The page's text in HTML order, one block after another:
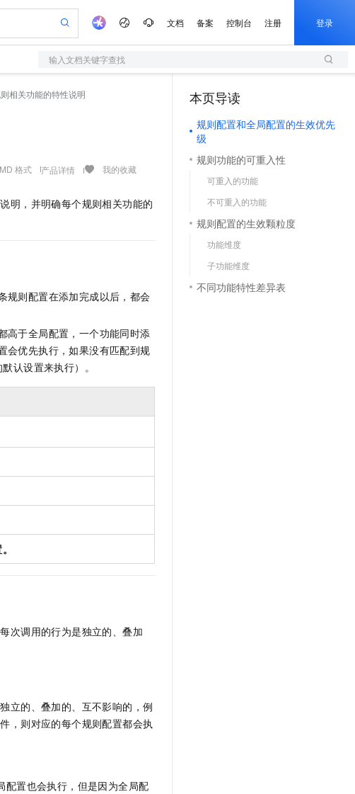
文档 备案 控制台 注册 登录
输入文档关键字查找
相关功能的特性说明
格式 产品详情 我的收藏
明，并明确每个规则相关功能的
规则配置在添加完成以后，都会
高于全局配置，一个功能同时添
会优先执行，如果没有匹配到规
认设置来执行）。
次调用的行为是独立的、叠加
立的、叠加的、互不影响的，例
，则对应的每个规则配置都会执
配置也会执行，但是因为全局配
本页导读
规则配置和全局配置的生效优先
级
规则功能的可重入性
可重入的功能
不可重入的功能
规则配置的生效颗粒度
功能维度
子功能维度
不同功能特性差异表
模型服务平台百炼
语音识别与合成
Qwen3-TTS-Flash
Cosyvoice-V3-Flash
界
全托管，含MySQL、PostgreSQL、SQL Server、MariaDB多引擎
实软件的智能体编程平台
的云上边界网络安全防护产品
轻量应用服务器
快速构建应用程序和网站，即刻迈出上云第一步
数字证书管理服务（原SSL证书）
实现全站HTTPS，呈现可信的WEB访问
大数据开发治理平台 DataWorks
锁专属 DeepSeek-V4-Pro
轻松部署专属 QwenPaw HOT
从聊天伙伴进化为能主动干活的本地数字员工
一句话生成原生可编辑精美 PPT 文稿
输入一句话想法, 轻松生成专业的 PPT
一键部署幻兽帕鲁游戏服务器
一键购买专属联机服务器，轻松开启游戏
漫剧工坊：一站式动画创作平台
10 分钟搭建微信、支付宝小程序
景体验
生成到视频创作，一键激活电商全链路生产力
创作
视频一站生成，高效打造优质广告素材
短剧漫剧创作，剧本、分镜、视频高效生成
公
应用，一键激活高效办公新体验
服
接线索、识别商机，让客服更高效、服务更出色。
AI 活动
AI 生产力先锋
先锋实践拓展 AI 生产力的边界
飞天发布时刻
所见，即是所愿
上云场景组合购
报价器
阿里云 OPC 创新助力计划
Token 补贴，五大权
益加速 OPC 成功
软件
开发
统
专业服务
伙伴合作计划
合作计划
服务伙伴
服务伙伴合作计划
Al MaaS 服务伙伴赋能合作
伙伴信用分合作计划
更多支持
合作伙伴培训与认证
查询合作伙伴
云认证
告
开发者社区
电子书
我要反馈
我要投诉
活动
合作
作
加入我们
社会招聘
校园招聘